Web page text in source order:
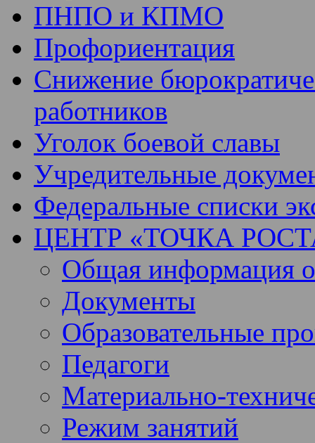
ПНПО и КПМО
Профориентация
Снижение
работников
Уголок боевой славы
Учредительные
Федеральные списки
ЦЕНТР «ТОЧКА
Общая информация о
Документы
Образовательные
Педагоги
Материально-
Режим занятий